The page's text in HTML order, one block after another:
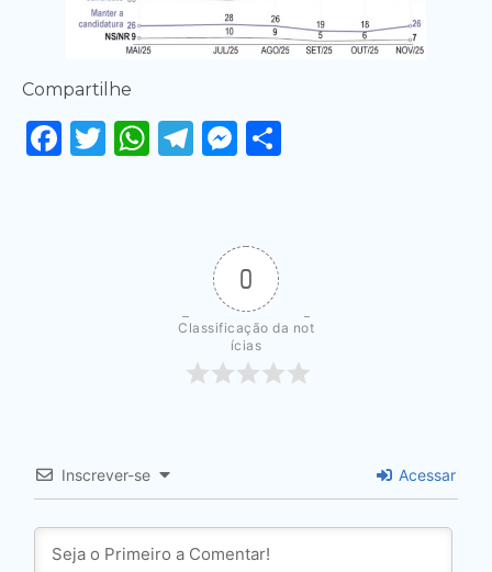
Compartilhe
Facebook
Twitter
WhatsApp
Telegram
Messenger
0
Classificação da not
ícias
Inscrever-se Acessar